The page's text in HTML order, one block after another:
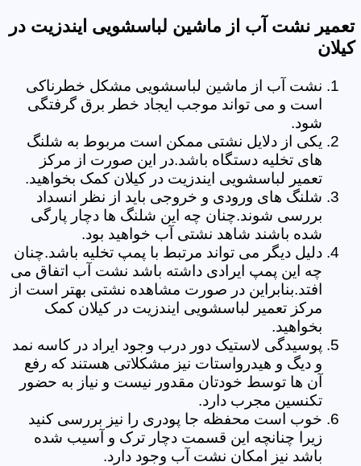
تعمیر نشت آب از ماشین لباسشویی ایندزیت در
کیلان
نشت آب از ماشین لباسشویی مشکل خطرناکی
است و می تواند موجب ایجاد خطر برق گرفتگی
شود.
یکی از دلایل نشتی ممکن است مربوط به شلنگ
های تخلیه دستگاه باشد.در این صورت از مرکز
تعمیر لباسشویی ایندزیت در کیلان کمک بخواهید.
شلنگ های ورودی و خروجی باید از نظر انسداد
بررسی شوند.چنان چه این شلنگ ها دچار پارگی
شده باشند شاهد نشتی آب خواهید بود.
دلیل دیگر می تواند مرتبط با پمپ تخلیه باشد.چنان
چه این پمپ ایرادی داشته باشد نشت آب اتفاق می
افتد.بنابراین در صورت مشاهده نشتی بهتر است از
مرکز تعمیر لباسشویی ایندزیت در کیلان کمک
بخواهید.
پوسیدگی لاستیک دور درب وجود ایراد در کاسه نمد
و دیگ و هیدرواستات نیز مشکلاتی هستند که رفع
آن ها توسط خودتان مقدور نیست و نیاز به حضور
تکنسین مجرب دارد.
خوب است محفظه جا پودری را نیز بررسی کنید
زیرا چنانچه این قسمت دچار ترک و آسیب شده
باشد نیز امکان نشت آب وجود دارد.